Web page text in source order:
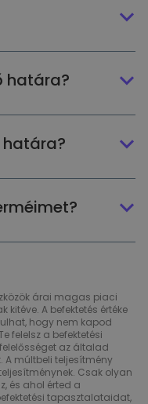
határa?
árai magas piaci
A befektetés értéke
hogy nem kapod
felelsz a befektetési
az általad
A múltbeli teljesítmény
Csak olyan
és ahol érted a
tapasztalataidat,